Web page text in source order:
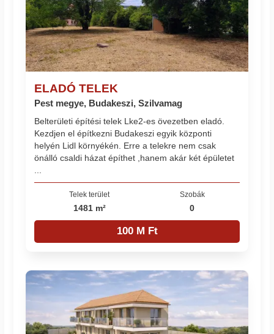
ELADÓ TELEK
Pest megye, Budakeszi, Szilvamag
Belterületi építési telek Lke2-es övezetben eladó.
Kezdjen el építkezni Budakeszi egyik központi
helyén Lidl környékén. Erre a telekre nem csak
önálló csaldi házat építhet ,hanem akár két épületet
...
Telek terület
1481 m²
Szobák
0
100 M Ft